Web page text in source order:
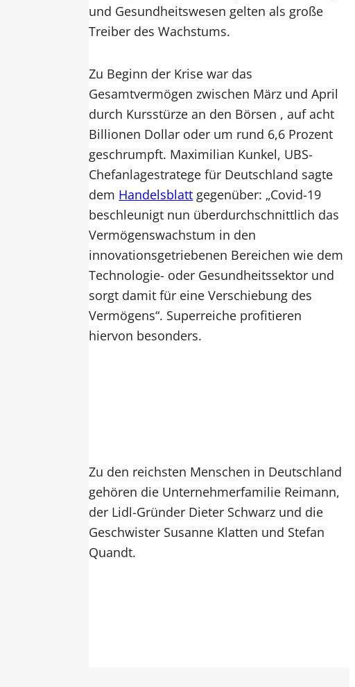
und Gesundheitswesen gelten als große
Treiber des Wachstums.
Zu Beginn der Krise war das
Gesamtvermögen zwischen März und April
durch Kursstürze an den Börsen , auf acht
Billionen Dollar oder um rund 6,6 Prozent
geschrumpft. Maximilian Kunkel, UBS-
Chefanlagestratege für Deutschland sagte
dem Handelsblatt gegenüber: „Covid-19
beschleunigt nun überdurchschnittlich das
Vermögenswachstum in den
innovationsgetriebenen Bereichen wie dem
Technologie- oder Gesundheitssektor und
sorgt damit für eine Verschiebung des
Vermögens“. Superreiche profitieren
hiervon besonders.
Zu den reichsten Menschen in Deutschland
gehören die Unternehmerfamilie Reimann,
der Lidl-Gründer Dieter Schwarz und die
Geschwister Susanne Klatten und Stefan
Quandt.